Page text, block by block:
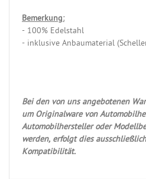
Bemerkung:
- 100% Edelstahl
- inklusive Anbaumaterial
Bei den von uns angebotenen
um Originalware von
Automobilhersteller oder
werden, erfolgt dies
Kompatibilität.